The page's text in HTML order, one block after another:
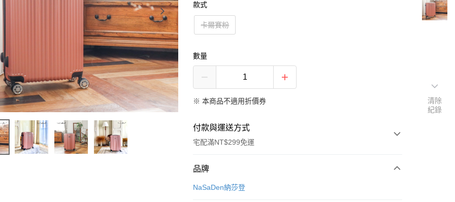
款式
卡爾賽粉
數量
※ 本商品不適用折價券
付款與運送方式
宅配滿NT$299免運
付款方式
信用卡一次付款
品牌
NaSaDen納莎登
清除
紀錄